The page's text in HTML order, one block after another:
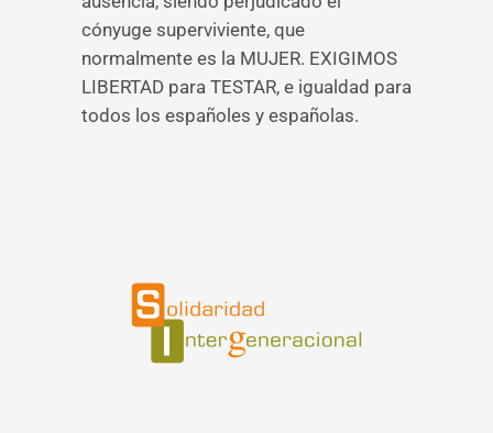
cónyuge superviviente, que
normalmente es la MUJER. EXIGIMOS
LIBERTAD para TESTAR, e igualdad para
todos los españoles y españolas.